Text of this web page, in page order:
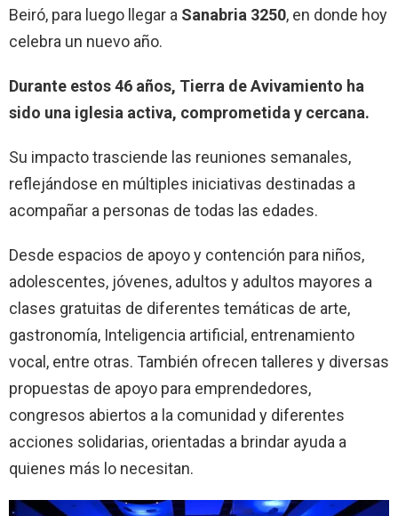
Beiró, para luego llegar a Sanabria 3250, en donde hoy
celebra un nuevo año.
Durante estos 46 años, Tierra de Avivamiento ha
sido una iglesia activa, comprometida y cercana.
Su impacto trasciende las reuniones semanales,
reflejándose en múltiples iniciativas destinadas a
acompañar a personas de todas las edades.
Desde espacios de apoyo y contención para niños,
adolescentes, jóvenes, adultos y adultos mayores a
clases gratuitas de diferentes temáticas de arte,
gastronomía, Inteligencia artificial, entrenamiento
vocal, entre otras. También ofrecen talleres y diversas
propuestas de apoyo para emprendedores,
congresos abiertos a la comunidad y diferentes
acciones solidarias, orientadas a brindar ayuda a
quienes más lo necesitan.